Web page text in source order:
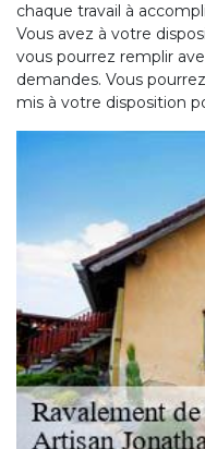
chaque travail à
Vous avez à votre
vous pourrez remplir
demandes. Vous
mis à votre disposition